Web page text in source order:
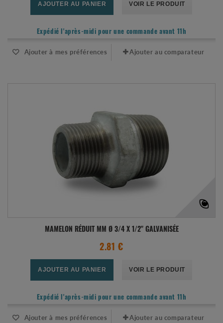
AJOUTER AU PANIER VOIR LE PRODUIT
Expédié l'après-midi pour une commande avant 11h
Ajouter à mes préférences Ajouter au comparateur
MAMELON RÉDUIT MM Ø 3/4 X 1/2" GALVANISÉE
2.81 €
AJOUTER AU PANIER VOIR LE PRODUIT
Expédié l'après-midi pour une commande avant 11h
Ajouter à mes préférences Ajouter au comparateur